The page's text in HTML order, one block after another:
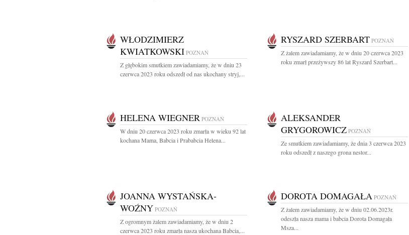
WŁODZIMIERZ
KWIATKOWSKI POZNAŃ
Z głębokim smutkiem zawiadamiamy, że w dniu 23
czerwca 2023 roku odszedł od nas ukochany stryj,...
RYSZARD SZERBART POZNAŃ
Z żalem zawiadamiamy, że w dniu 20 czerwca 2023
roku zmarł przeżywszy 86 lat Ryszard Szerbart...
HELENA WIEGNER POZNAŃ
W dniu 20 czerwca 2023 roku zmarła w wieku 92 lat
kochana Mama, Babcia i Prababcia Helena...
ALEKSANDER
GRYGOROWICZ POZNAŃ
Ze smutkiem zawiadamiamy, że dnia 3 czerwca 2023
roku odszedł z naszego grona nestor...
JOANNA WYSTAŃSKA-
WOŹNY POZNAŃ
Z ogromnym żalem zawiadamiamy, że w dniu 2
czerwca 2023 roku zmarła nasza ukochana Babcia,...
DOROTA DOMAGAŁA POZNAŃ
Z żalem zawiadamiamy, że w dniu 02.06.2023r.
odeszła nasza mama i babcia Dorota Domagała
Msza...